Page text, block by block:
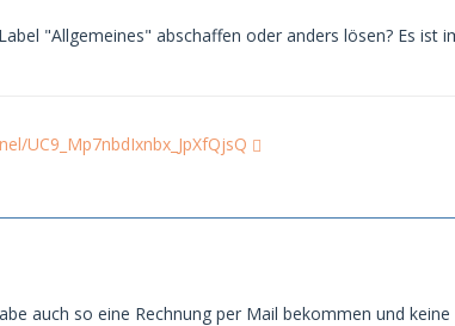
"Allgemeines" abschaffen oder anders lösen? Es
UC9_Mp7nbdIxnbx_JpXfQjsQ
auch so eine Rechnung per Mail bekommen und